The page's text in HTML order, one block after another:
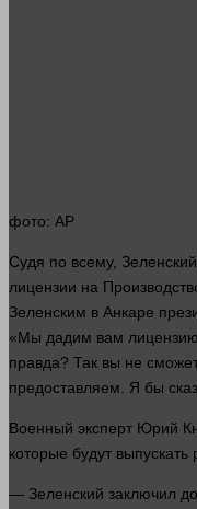
фото: AP
Судя по всему,
лицензии на
Зеленским в Анкаре
«Мы дадим вам
правда? Так вы не
предоставляем. Я бы
Военный эксперт Юрий
которые будут выпускать
— Зеленский заключил